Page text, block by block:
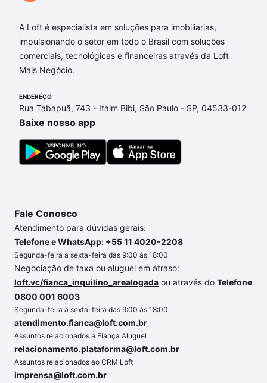
A Loft é especialista em soluções para imobiliárias,
impulsionando o setor em todo o Brasil com soluções
comerciais, tecnológicas e financeiras através da Loft
Mais Negócio.
ENDEREÇO
Rua Tabapuã, 743 - Itaim Bibi, São Paulo - SP, 04533-012
Baixe nosso app
Fale Conosco
Atendimento para dúvidas gerais:
Telefone e WhatsApp: +55 11 4020-2208
Segunda-feira a sexta-feira das 9:00 às 18:00
Negociação de taxa ou aluguel em atraso:
loft.vc/fianca_inquilino_arealogada ou através do Telefone
0800 001 6003
Segunda-feira a sexta-feira das 9:00 às 18:00
atendimento.fianca@loft.com.br
Assuntos relacionados a Fiança Aluguel
relacionamento.plataforma@loft.com.br
Assuntos relacionados ao CRM Loft
imprensa@loft.com.br